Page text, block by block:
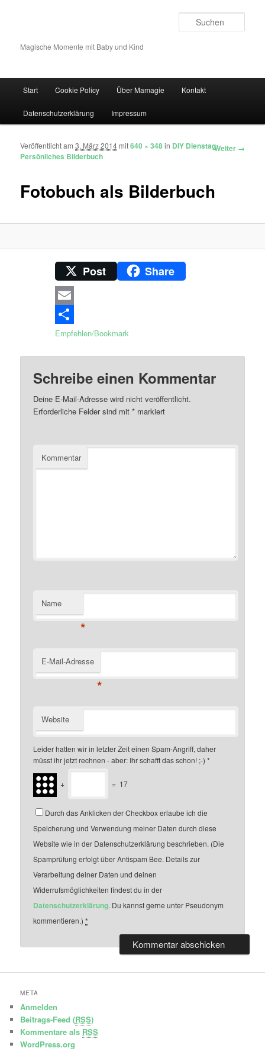
Magische Momente mit Baby und Kind
Zum Inhalt wechseln
Zum sekundären Inhalt wechseln
Start Cookie Policy Über Mamagie Kontakt
Datenschutzerklärung Impressum
Bilder-Navigation Weiter →
Fotobuch als Bilderbuch
Veröffentlicht am3. März 2014mit640 × 348in DIY Dienstag:
Persönliches Bilderbuch
Post Share
Email
Empfehlen/Bookmark
Schreibe einen Kommentar
Deine E-Mail-Adresse wird nicht veröffentlicht.
Erforderliche Felder sind mit* markiert
Kommentar
Name
*
E-Mail-Adresse
*
Website
Leider hatten wir in letzter Zeit einen Spam-Angriff, daher
müsst ihr jetzt rechnen - aber: Ihr schafft das schon! ;-) *
+ = 17
Durch das Anklicken der Checkbox erlaube ich die
Speicherung und Verwendung meiner Daten durch diese
Website wie in der Datenschutzerklärung beschrieben. (Die
Spamprüfung erfolgt über Antispam Bee. Details zur
Verarbeitung deiner Daten und deinen
Widerrufsmöglichkeiten findest du in der
Datenschutzerklärung. Du kannst gerne unter Pseudonym
kommentieren.)*
META
Anmelden
Beitrags-Feed (RSS)
Kommentare als RSS
WordPress.org